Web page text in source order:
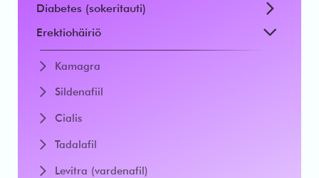
Diabetes (sokeritauti)
Erektiohäiriö
Kamagra
Sildenafiil
Cialis
Tadalafil
Levitra (vardenafil)